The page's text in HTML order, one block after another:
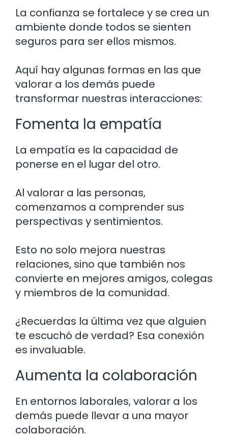
La confianza se fortalece y se crea un
ambiente donde todos se sienten
seguros para ser ellos mismos.
Aquí hay algunas formas en las que
valorar a los demás puede
transformar nuestras interacciones:
Fomenta la empatía
La empatía es la capacidad de
ponerse en el lugar del otro.
Al valorar a las personas,
comenzamos a comprender sus
perspectivas y sentimientos.
Esto no solo mejora nuestras
relaciones, sino que también nos
convierte en mejores amigos, colegas
y miembros de la comunidad.
¿Recuerdas la última vez que alguien
te escuchó de verdad? Esa conexión
es invaluable.
Aumenta la colaboración
En entornos laborales, valorar a los
demás puede llevar a una mayor
colaboración.